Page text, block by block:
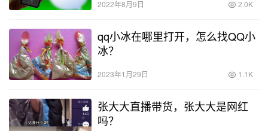
2022年8月9日 2.0K
qq小冰在哪里打开，怎么找QQ小
冰？
2023年1月29日 1.1K
张大大直播带货，张大大是网红
吗？